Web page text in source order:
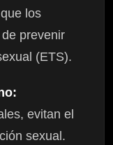
los
prevenir
(ETS).
evitan el
sexual.